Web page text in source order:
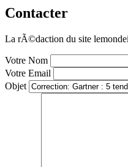
Contacter
La rÃ©daction du site
Votre Nom
Votre Email
Objet